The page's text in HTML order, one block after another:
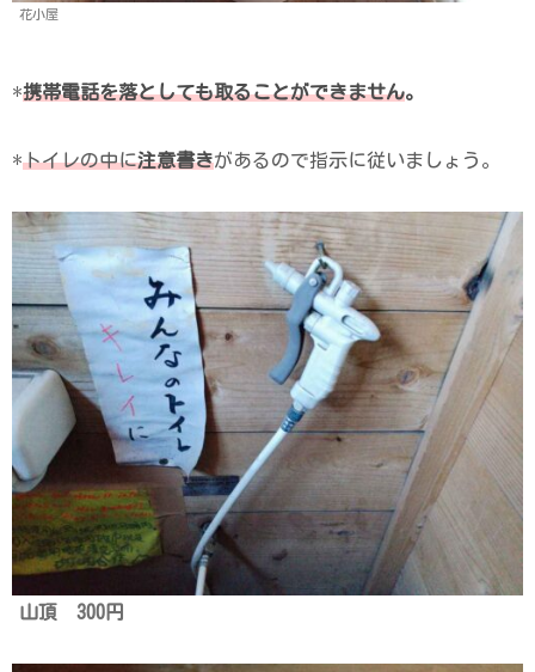
花小屋
*携帯電話を落としても取ることができません。
*トイレの中に注意書きがあるので指示に従いましょう。
山頂 300円